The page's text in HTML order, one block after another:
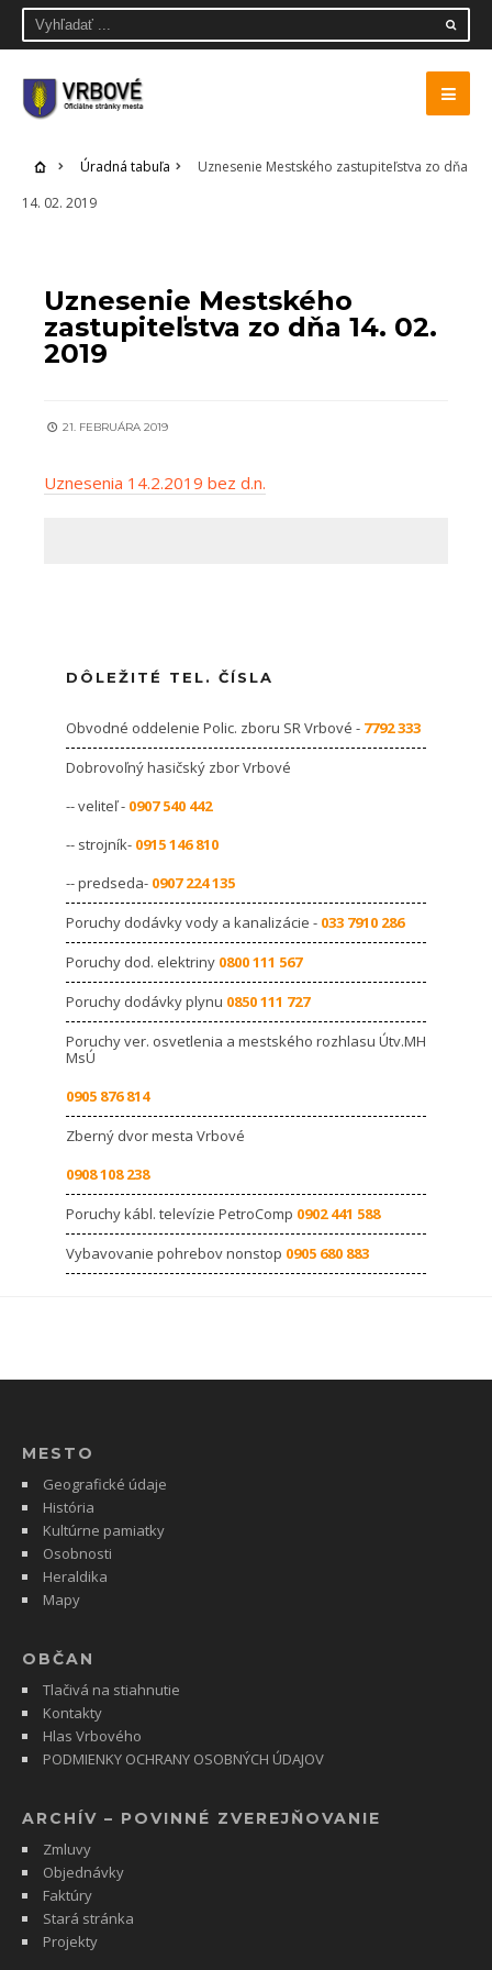
Úradná tabuľa
Uznesenie Mestského zastupiteľstva zo dňa
14. 02. 2019
Uznesenie Mestského
zastupiteľstva zo dňa 14. 02.
2019
21. FEBRUÁRA 2019
Uznesenia 14.2.2019 bez d.n.
DÔLEŽITÉ TEL. ČÍSLA
Obvodné oddelenie Polic. zboru SR Vrbové - 7792 333
Dobrovoľný hasičský zbor Vrbové
-- veliteľ - 0907 540 442
-- strojník- 0915 146 810
-- predseda- 0907 224 135
Poruchy dodávky vody a kanalizácie - 033 7910 286
Poruchy dod. elektriny 0800 111 567
Poruchy dodávky plynu 0850 111 727
Poruchy ver. osvetlenia a mestského rozhlasu Útv.MH
MsÚ
0905 876 814
Zberný dvor mesta Vrbové
0908 108 238
Poruchy kábl. televízie PetroComp 0902 441 588
Vybavovanie pohrebov nonstop 0905 680 883
MESTO
Geografické údaje
História
Kultúrne pamiatky
Osobnosti
Heraldika
Mapy
OBČAN
Tlačivá na stiahnutie
Kontakty
Hlas Vrbového
PODMIENKY OCHRANY OSOBNÝCH ÚDAJOV
ARCHÍV – POVINNÉ ZVEREJŇOVANIE
Zmluvy
Objednávky
Faktúry
Stará stránka
Projekty